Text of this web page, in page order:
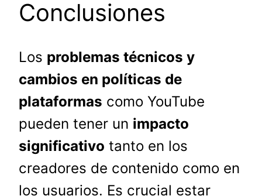
Conclusiones
Los problemas técnicos y
cambios en políticas de
plataformas como YouTube
pueden tener un impacto
significativo tanto en los
creadores de contenido como en
los usuarios. Es crucial estar